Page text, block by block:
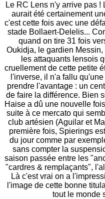
Le RC Lens n'y arrive pas
aurait été certainement
c'est cette fois avec une
stade Bollaert-Delelis...
quand on tire 31 fois
Oukidja, le gardien
les attaquants lensois
cruellement de cette petite
l'inverse, il n'a fallu
prendre l'avantage : un
de faire la différence. Bien
Haise a dû une nouvelle
suite à ce mercato qui
club artésien (Aguilar et
première fois, Spierings
du jour comme par
sans compter la
saison passée entre les
"cardres & remplaçants",
Là c'est vrai on a
l'image de cette bonne
tout le monde